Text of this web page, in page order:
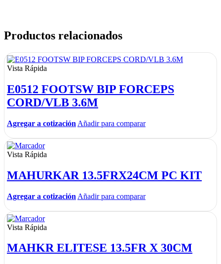
Productos relacionados
Vista Rápida
E0512 FOOTSW BIP FORCEPS
CORD/VLB 3.6M
Agregar a cotización Añadir para comparar
Vista Rápida
MAHURKAR 13.5FRX24CM PC KIT
Agregar a cotización Añadir para comparar
Vista Rápida
MAHKR ELITESE 13.5FR X 30CM